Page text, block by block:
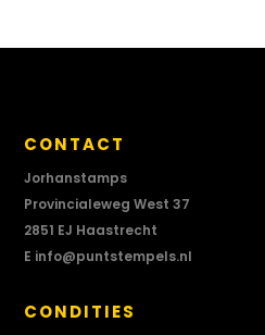
CONTACT
Jorhanstamps
Provincialeweg West 37
2851 EJ Haastrecht
E info@puntstempels.nl
CONDITIES